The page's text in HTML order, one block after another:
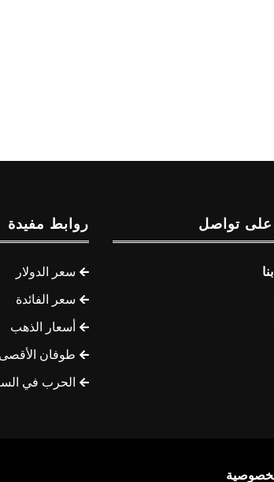
على تواصل روابط مفيدة
سعر الدولار
سعر الفائدة
أسعار الذهب
طوفان الأقصى
الحرب في